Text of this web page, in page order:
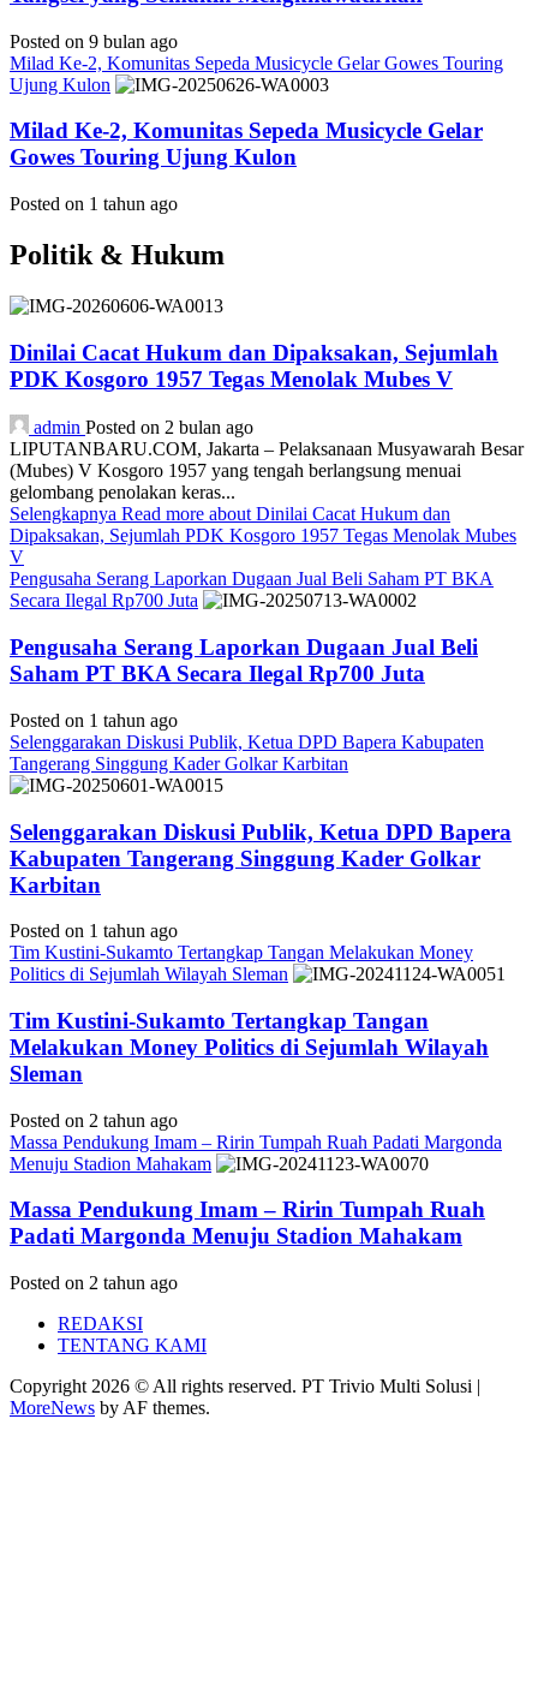
Posted on 9 bulan ago
Milad Ke-2, Komunitas Sepeda Musicycle Gelar Gowes Touring
Ujung Kulon
Milad Ke-2, Komunitas Sepeda Musicycle Gelar
Gowes Touring Ujung Kulon
Posted on 1 tahun ago
Politik & Hukum
Dinilai Cacat Hukum dan Dipaksakan, Sejumlah
PDK Kosgoro 1957 Tegas Menolak Mubes V
admin Posted on 2 bulan ago
LIPUTANBARU.COM, Jakarta – Pelaksanaan Musyawarah Besar
(Mubes) V Kosgoro 1957 yang tengah berlangsung menuai
gelombang penolakan keras...
Selengkapnya Read more about Dinilai Cacat Hukum dan
Dipaksakan, Sejumlah PDK Kosgoro 1957 Tegas Menolak Mubes
V
Pengusaha Serang Laporkan Dugaan Jual Beli Saham PT BKA
Secara Ilegal Rp700 Juta
Pengusaha Serang Laporkan Dugaan Jual Beli
Saham PT BKA Secara Ilegal Rp700 Juta
Posted on 1 tahun ago
Selenggarakan Diskusi Publik, Ketua DPD Bapera Kabupaten
Tangerang Singgung Kader Golkar Karbitan
Selenggarakan Diskusi Publik, Ketua DPD Bapera
Kabupaten Tangerang Singgung Kader Golkar
Karbitan
Posted on 1 tahun ago
Tim Kustini-Sukamto Tertangkap Tangan Melakukan Money
Politics di Sejumlah Wilayah Sleman
Tim Kustini-Sukamto Tertangkap Tangan
Melakukan Money Politics di Sejumlah Wilayah
Sleman
Posted on 2 tahun ago
Massa Pendukung Imam – Ririn Tumpah Ruah Padati Margonda
Menuju Stadion Mahakam
Massa Pendukung Imam – Ririn Tumpah Ruah
Padati Margonda Menuju Stadion Mahakam
Posted on 2 tahun ago
REDAKSI
TENTANG KAMI
Copyright 2026 © All rights reserved. PT Trivio Multi Solusi |
MoreNews by AF themes.